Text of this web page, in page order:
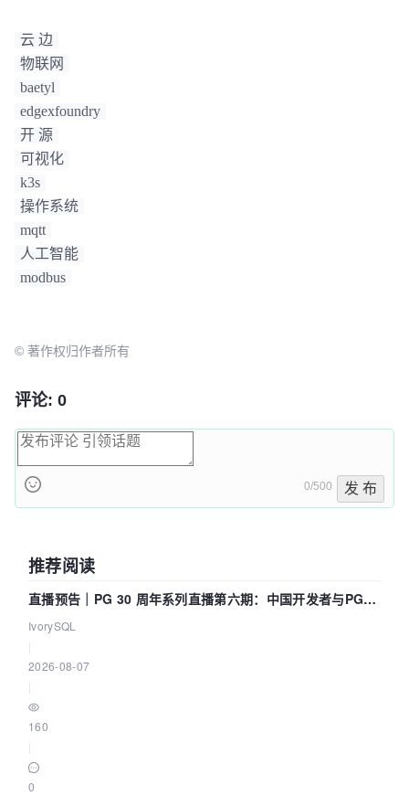
云 边
物联网
baetyl
edgexfoundry
开 源
可视化
k3s
操作系统
mqtt
人工智能
modbus
© 著作权归作者所有
评论: 0
0/500 发 布
推荐阅读
直播预告｜PG 30 周年系列直播第六期：中国开发者与PG内
核——我们改得动吗？我们贡献了什么？
IvorySQL
2026-08-07
160
0